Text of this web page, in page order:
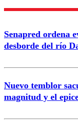
Correo
Senapred ordena
desborde del río
Nuevo temblor
magnitud y el